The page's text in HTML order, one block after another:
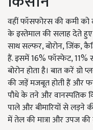
वहीं फॉसफोरस की कमी को
के इस्तेमाल की सलाह देते
साथ सल्फर, बोरोन, जिंक,
हैं. इसमें 16% फॉस्फेट,
बोरोन होता है। बात करें
की जड़ें मजबूत होती हैं और
पौधे के तने और वानस्पतिक
पाले और बीमारियों से लड़ने
में तेल की मात्रा और उपज की